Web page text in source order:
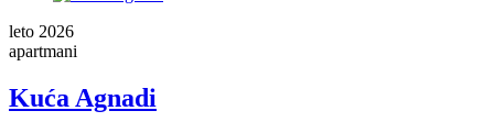
leto 2026
apartmani
Kuća Agnadi